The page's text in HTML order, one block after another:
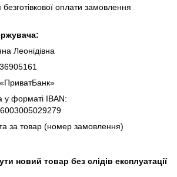
безготівкової оплати замовлення
Леонідівна
у форматі IBAN:
за товар (номер замовлення)
новий товар без слідів експлуатації